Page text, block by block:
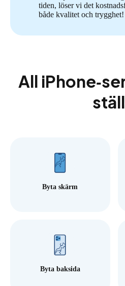
tiden, löser vi det
både kvalitet och trygghet!
All
Byta skärm
Byta baksida